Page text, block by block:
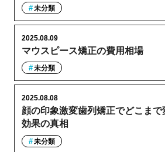
未分類
マウスピース矯正の費用相場
2025.08.09
未分類
顔の印象激変歯列矯正でどこまで
効果の真相
2025.08.08
未分類